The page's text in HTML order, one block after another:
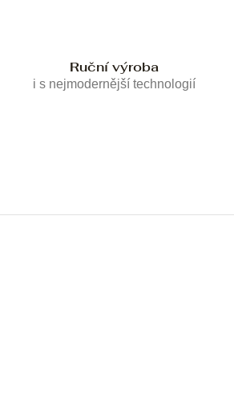
Ruční výroba
i s nejmodernější technologií